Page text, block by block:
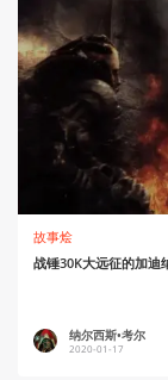
故事烩
战锤30K大远征的加迪
纳尔西斯•考尔
2020-01-17